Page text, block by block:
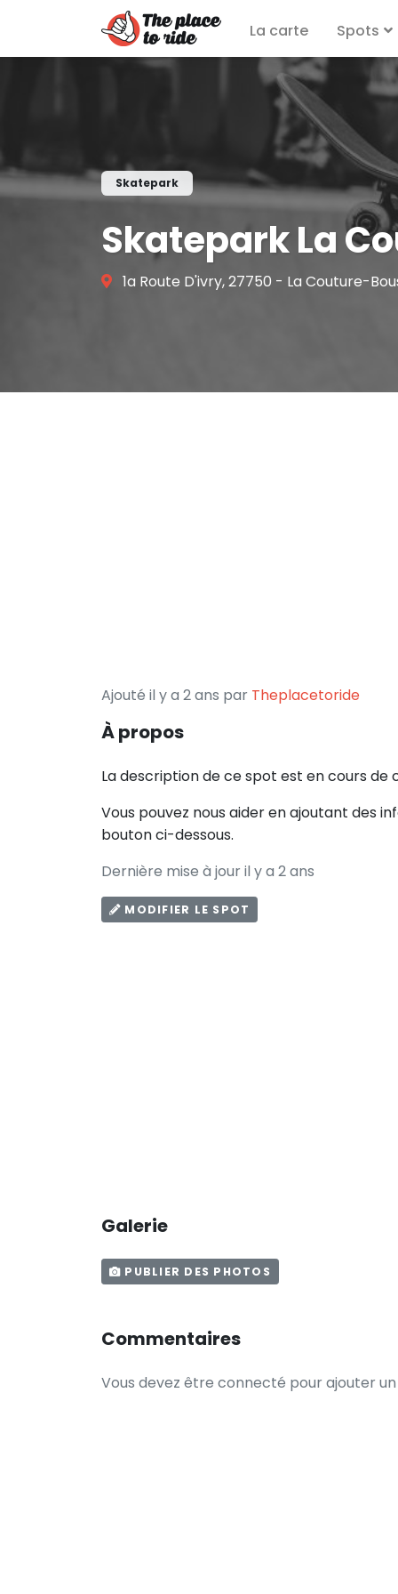
La carte Spots
Skatepark
Skatepark La
1a Route D'ivry, 27750 - La Couture-
Ajouté il y a 2 ans par Theplacetoride
À propos
La description de ce spot est en cours de
Vous pouvez nous aider en ajoutant des
bouton ci-dessous.
Dernière mise à jour il y a 2 ans
MODIFIER LE SPOT
Galerie
PUBLIER DES PHOTOS
Commentaires
Vous devez être connecté pour ajouter